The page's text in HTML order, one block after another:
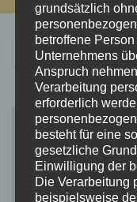
Suchen
grundsätzlich
betroffene
Unternehmens
Anspruch
Verarbeitung
erforderlich
besteht für eine
gesetzliche
Einwilligung der
Die Verarbeitung
beispielsweise